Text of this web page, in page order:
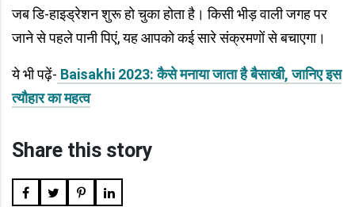
जब डि-हाइड्रेशन शुरू हो चुका होता है। किसी भीड़ वाली जगह पर
जाने से पहले पानी पिएं, यह आपको कई सारे संक्रमणों से बचाएगा।
ये भी पढ़ें- Baisakhi 2023: कैसे मनाया जाता है बैसाखी, जानिए इस
त्यौहार का महत्व
Share this story